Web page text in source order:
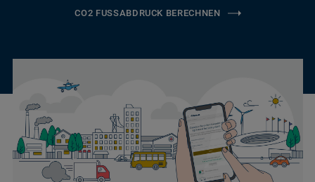
CO2 FUSSABDRUCK BERECHNEN